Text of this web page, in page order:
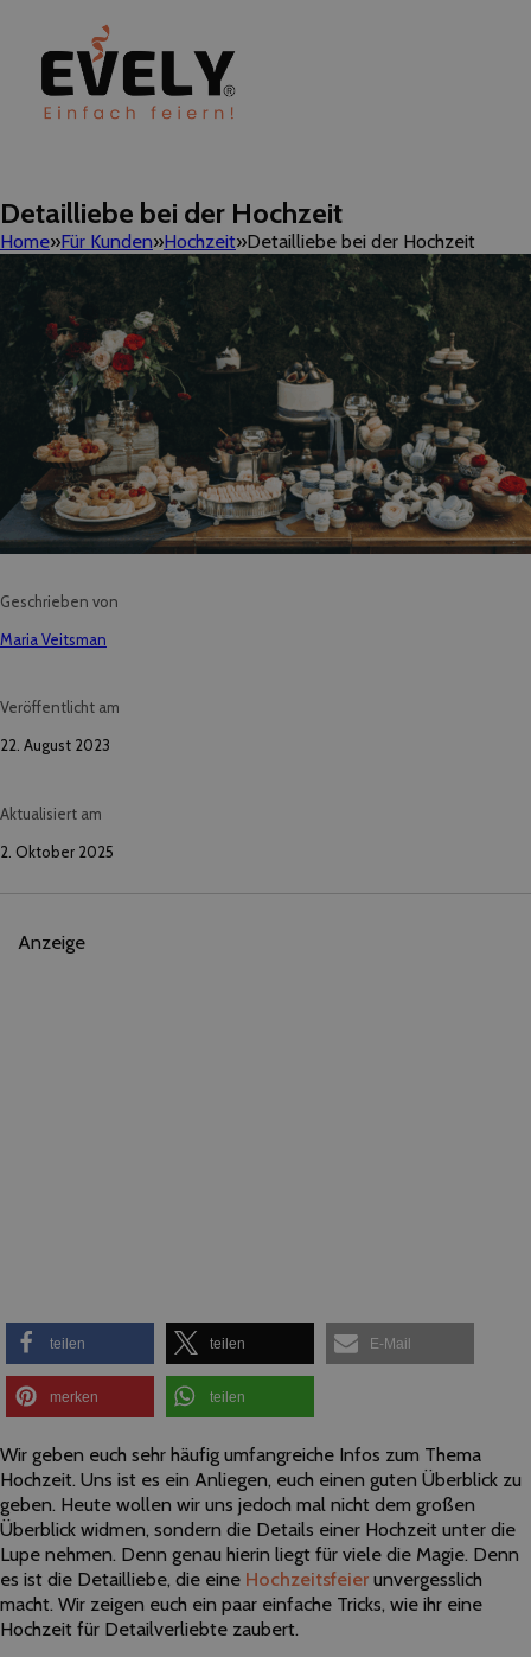
Detailliebe bei der Hochzeit
Home Für Kunden Hochzeit Detailliebe bei der Hochzeit
Geschrieben von
Maria Veitsman
Veröffentlicht am
22. August 2023
Aktualisiert am
2. Oktober 2025
Anzeige
teilen teilen E-Mail
merken teilen
Wir geben euch sehr häufig umfangreiche Infos zum Thema
Hochzeit. Uns ist es ein Anliegen, euch einen guten Überblick zu
geben. Heute wollen wir uns jedoch mal nicht dem großen
Überblick widmen, sondern die Details einer Hochzeit unter die
Lupe nehmen. Denn genau hierin liegt für viele die Magie. Denn
es ist die Detailliebe, die eine Hochzeitsfeier unvergesslich
macht. Wir zeigen euch ein paar einfache Tricks, wie ihr eine
Hochzeit für Detailverliebte zaubert.